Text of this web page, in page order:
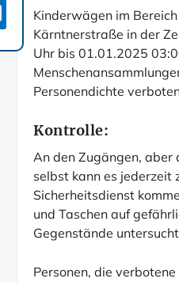
Kinderwägen im
Kärntnerstraße in der
Uhr bis 01.01.2025
Personendichte
Kontrolle:
An den Zugängen, aber
selbst kann es jederzeit
Sicherheitsdienst
und Taschen auf
Gegenstände
Personen, die